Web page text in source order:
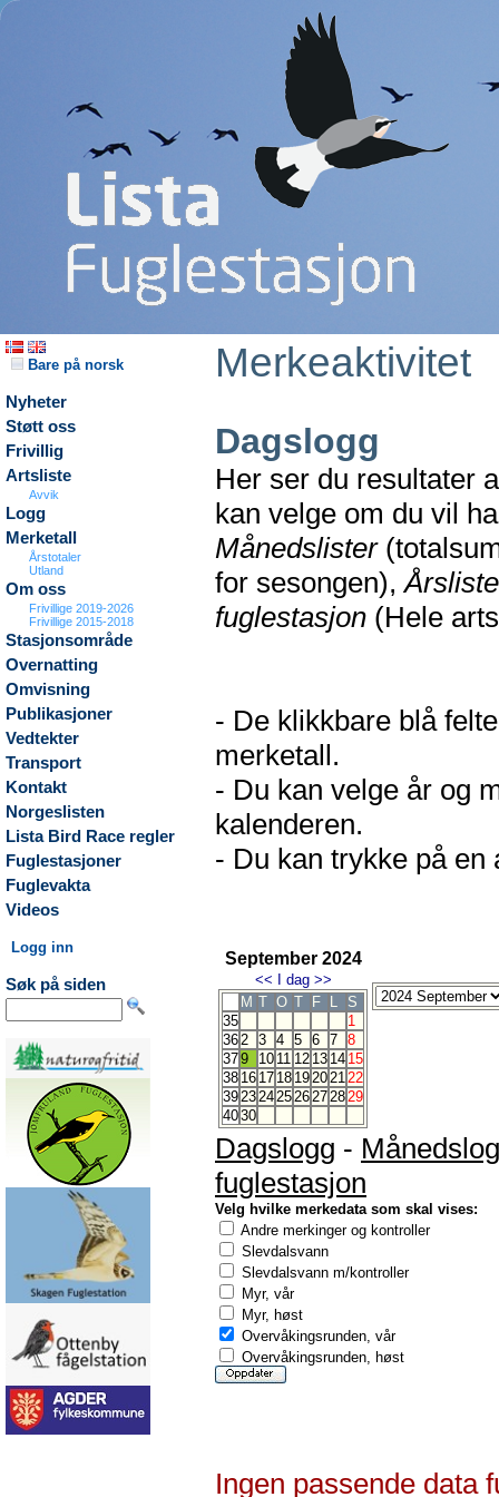
Bare på norsk
Nyheter
Støtt oss
Frivillig
Artsliste
Avvik
Logg
Merketall
Årstotaler
Utland
Om oss
Frivillige 2019-2026
Frivillige 2015-2018
Stasjonsområde
Overnatting
Omvisning
Publikasjoner
Vedtekter
Transport
Kontakt
Norgeslisten
Lista Bird Race regler
Fuglestasjoner
Fuglevakta
Videos
Logg inn
Søk på siden
Merkeaktivitet
Dagslogg
Her ser du resultater
kan velge om du vil
Månedslister
for sesongen),
fuglestasjon (Hele
- De klikkbare blå
merketall.
- Du kan velge år og
kalenderen.
- Du kan trykke på en
September 2024
<< I dag >>
M T O T F L
S
35
1
362 3 4 5 6 7 8
379 10 11 12 13 14 15
38 16 17 18 19202122
3923242526272829
4030
Dagslogg -
fuglestasjon
Velg hvilke merkedata som skal vises:
Andre merkinger og kontroller
Slevdalsvann
Slevdalsvann m/kontroller
Myr, vår
Myr, høst
Overvåkingsrunden, vår
Overvåkingsrunden, høst
Ingen passende data